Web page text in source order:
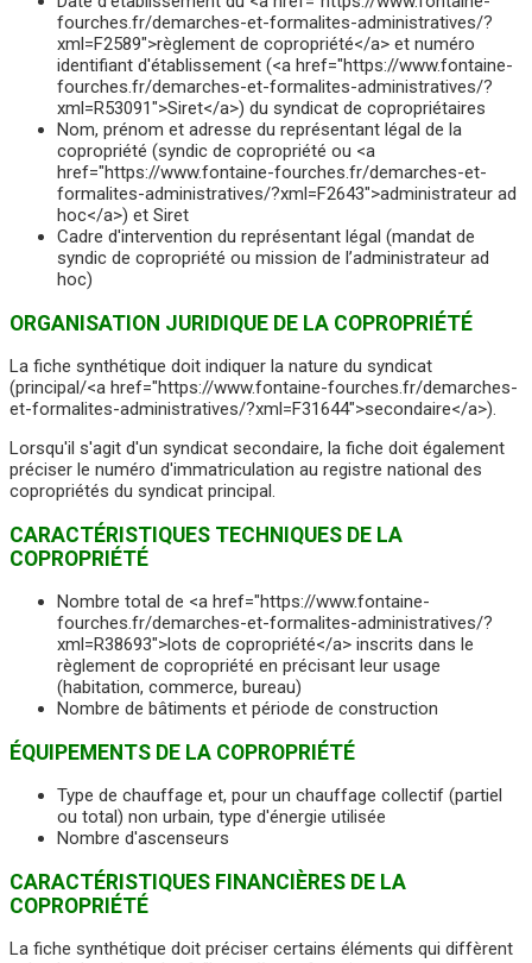
fourches.fr/demarches-et-formalites-administratives/?
xml=F2589">règlement de copropriété</a> et numéro
identifiant d'établissement (<a href="https://www.fontaine-
fourches.fr/demarches-et-formalites-administratives/?
xml=R53091">Siret</a>) du syndicat de copropriétaires
Nom, prénom et adresse du représentant légal de la
copropriété (syndic de copropriété ou <a
href="https://www.fontaine-fourches.fr/demarches-et-
formalites-administratives/?xml=F2643">administrateur ad
hoc</a>) et Siret
Cadre d'intervention du représentant légal (mandat de
syndic de copropriété ou mission de l’administrateur ad
hoc)
ORGANISATION JURIDIQUE DE LA COPROPRIÉTÉ
La fiche synthétique doit indiquer la nature du syndicat
(principal/<a href="https://www.fontaine-fourches.fr/demarches-
et-formalites-administratives/?xml=F31644">secondaire</a>).
Lorsqu'il s'agit d'un syndicat secondaire, la fiche doit également
préciser le numéro d'immatriculation au registre national des
copropriétés du syndicat principal.
CARACTÉRISTIQUES TECHNIQUES DE LA
COPROPRIÉTÉ
Nombre total de <a href="https://www.fontaine-
fourches.fr/demarches-et-formalites-administratives/?
xml=R38693">lots de copropriété</a> inscrits dans le
règlement de copropriété en précisant leur usage
(habitation, commerce, bureau)
Nombre de bâtiments et période de construction
ÉQUIPEMENTS DE LA COPROPRIÉTÉ
Type de chauffage et, pour un chauffage collectif (partiel
ou total) non urbain, type d'énergie utilisée
Nombre d'ascenseurs
CARACTÉRISTIQUES FINANCIÈRES DE LA
COPROPRIÉTÉ
La fiche synthétique doit préciser certains éléments qui diffèrent